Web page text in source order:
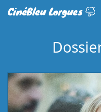
CinéBleu Lorgues